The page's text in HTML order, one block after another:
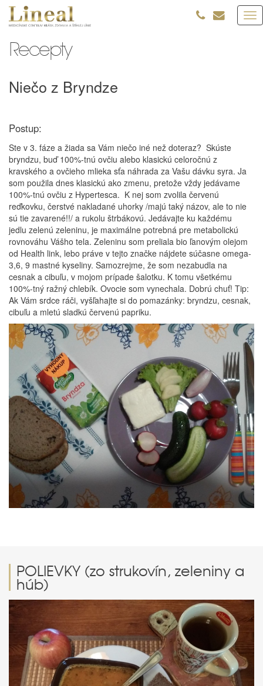
Recepty
Niečo z Bryndze
Postup:
Ste v 3. fáze a žiada sa Vám niečo iné než doteraz? Skúste
bryndzu, buď 100%-tnú ovčiu alebo klasickú celoročnú z
kravského a ovčieho mlieka sťa náhrada za Vašu dávku syra. Ja
som použila dnes klasickú ako zmenu, pretože vždy jedávame
100%-tnú ovčiu z Hypertesca. K nej som zvolila červenú
reďkovku, čerstvé nakladané uhorky /majú taký názov, ale to nie
sú tie zavarené!!/ a rukolu štrbákovú. Jedávajte ku každému
jedlu zelenú zeleninu, je maximálne potrebná pre metabolickú
rovnováhu Vášho tela. Zeleninu som preliala bio ľanovým olejom
od Health link, lebo práve v tejto značke nájdete súčasne omega-
3,6, 9 mastné kyseliny. Samozrejme, že som nezabudla na
cesnak a cibuľu, v mojom prípade šalotku. K tomu všetkému
100%-tný ražný chlebík. Ovocie som vynechala. Dobrú chuť! Tip:
Ak Vám srdce ráči, vyšľahajte si do pomazánky: bryndzu, cesnak,
cibuľu a mletú sladkú červenú papriku.
POLIEVKY (zo strukovín, zeleniny a
húb)